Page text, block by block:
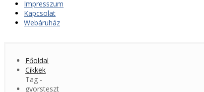
Impresszum
Kapcsolat
Webáruház
Főoldal
Cikkek
Tag -
gyorsteszt